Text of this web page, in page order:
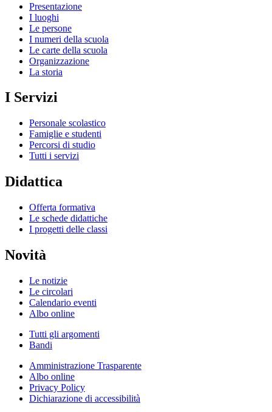
Presentazione
I luoghi
Le persone
I numeri della scuola
Le carte della scuola
Organizzazione
La storia
I Servizi
Personale scolastico
Famiglie e studenti
Percorsi di studio
Tutti i servizi
Didattica
Offerta formativa
Le schede didattiche
I progetti delle classi
Novità
Le notizie
Le circolari
Calendario eventi
Albo online
Tutti gli argomenti
Bandi
Amministrazione Trasparente
Albo online
Privacy Policy
Dichiarazione di accessibilità